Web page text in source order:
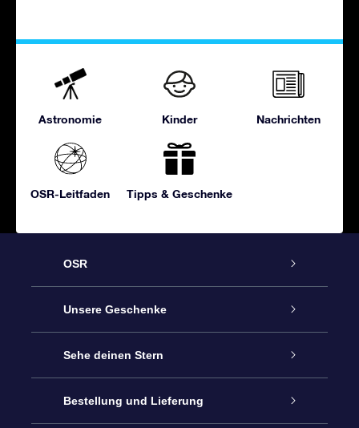
Astronomie Kinder Nachrichten
OSR-Leitfaden Tipps & Geschenke
OSR
Service
Kontakt
Blog
Unsere Geschenke
Sterne schenken
OSR-Geschenkpaket
Sehe deinen Stern
Sternregister
Bestellung und Lieferung